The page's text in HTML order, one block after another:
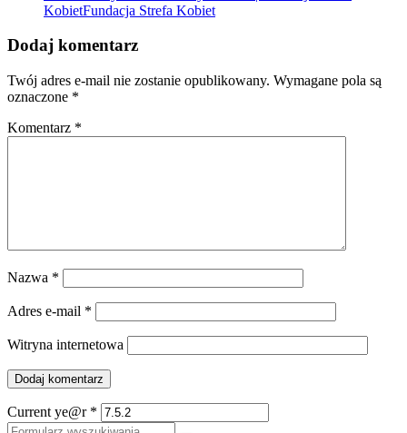
KobietFundacja Strefa Kobiet
Dodaj komentarz
Twój adres e-mail nie zostanie opublikowany. Wymagane pola są
oznaczone *
Komentarz *
Nazwa *
Adres e-mail *
Witryna internetowa
Current ye@r *